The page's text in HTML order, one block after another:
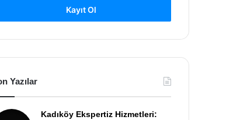
Kayıt Ol
Yazılar
Kadıköy Ekspertiz Hizmetleri: